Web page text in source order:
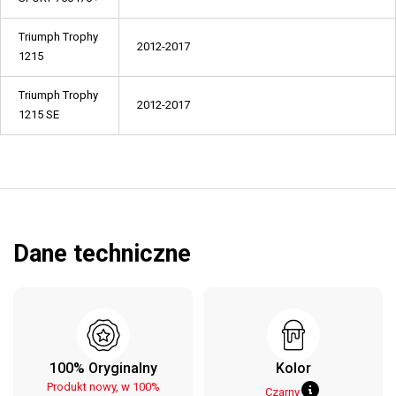
Triumph Trophy
1215
2012-2017
Triumph Trophy
1215 SE
2012-2017
Dane techniczne
100% Oryginalny
Produkt nowy, w 100%
Kolor
Czarny